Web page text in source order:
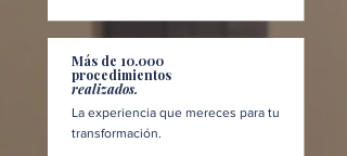
Más de 10.000
procedimientos
realizados.
La experiencia que mereces para tu
transformación.